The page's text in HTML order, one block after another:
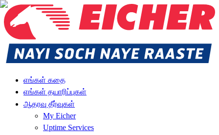
எங்கள் கதை
எங்கள் தயாரிப்புகள்
ஆதரவு தீர்வுகள்
My Eicher
Uptime Services